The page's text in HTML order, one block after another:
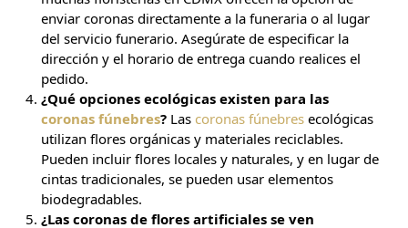
enviar coronas directamente a la funeraria o al lugar
del servicio funerario. Asegúrate de especificar la
dirección y el horario de entrega cuando realices el
pedido.
¿Qué opciones ecológicas existen para las
coronas fúnebres? Las coronas fúnebres ecológicas
utilizan flores orgánicas y materiales reciclables.
Pueden incluir flores locales y naturales, y en lugar de
cintas tradicionales, se pueden usar elementos
biodegradables.
¿Las coronas de flores artificiales se ven